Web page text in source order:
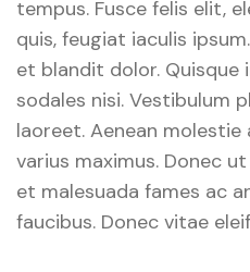
tempus. Fusce felis elit,
quis, feugiat iaculis
et blandit dolor. Quisque
sodales nisi. Vestibulum
laoreet. Aenean molestie
varius maximus. Donec
et malesuada fames ac
faucibus. Donec vitae